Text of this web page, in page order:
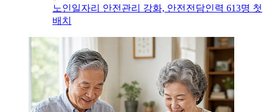
노인일자리 안전관리 강화, 안전전담인력 613명 첫
배치